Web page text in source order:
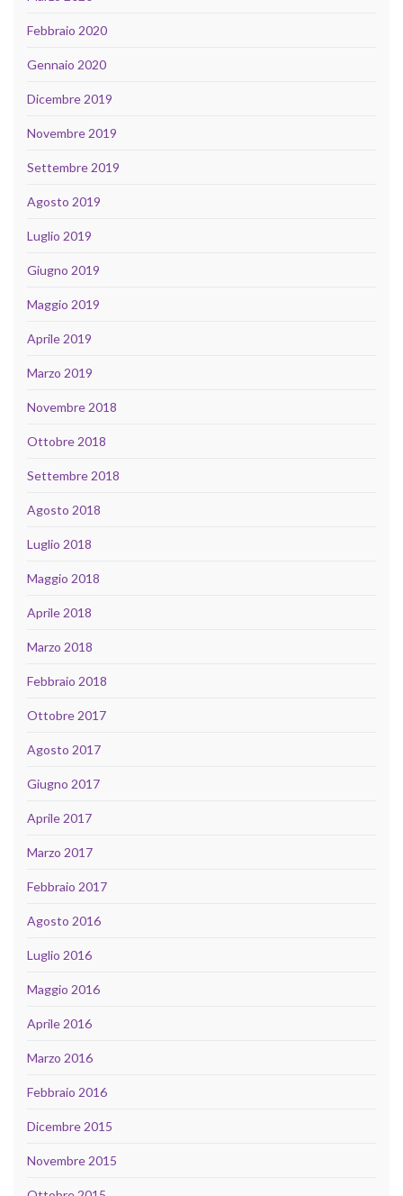
Febbraio 2020
Gennaio 2020
Dicembre 2019
Novembre 2019
Settembre 2019
Agosto 2019
Luglio 2019
Giugno 2019
Maggio 2019
Aprile 2019
Marzo 2019
Novembre 2018
Ottobre 2018
Settembre 2018
Agosto 2018
Luglio 2018
Maggio 2018
Aprile 2018
Marzo 2018
Febbraio 2018
Ottobre 2017
Agosto 2017
Giugno 2017
Aprile 2017
Marzo 2017
Febbraio 2017
Agosto 2016
Luglio 2016
Maggio 2016
Aprile 2016
Marzo 2016
Febbraio 2016
Dicembre 2015
Novembre 2015